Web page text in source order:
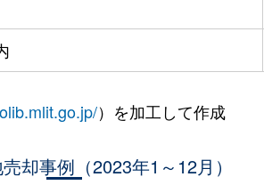
）を加工して作成
却事例（2023年1～12月）